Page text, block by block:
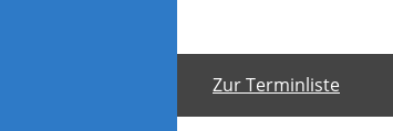
Zur Terminliste